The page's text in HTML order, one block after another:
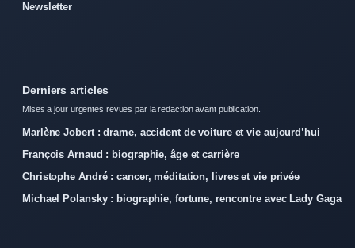
Newsletter
Derniers articles
Mises a jour urgentes revues par la redaction avant publication.
Marlène Jobert : drame, accident de voiture et vie aujourd’hui
François Arnaud : biographie, âge et carrière
Christophe André : cancer, méditation, livres et vie privée
Michael Polansky : biographie, fortune, rencontre avec Lady Gaga